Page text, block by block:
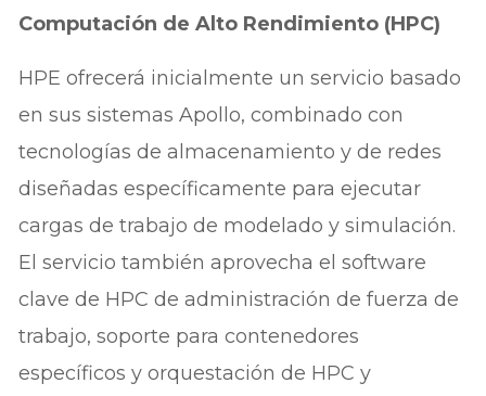
Computación de Alto Rendimiento (HPC)
HPE ofrecerá inicialmente un servicio basado
en sus sistemas Apollo, combinado con
tecnologías de almacenamiento y de redes
diseñadas específicamente para ejecutar
cargas de trabajo de modelado y simulación.
El servicio también aprovecha el software
clave de HPC de administración de fuerza de
trabajo, soporte para contenedores
específicos y orquestación de HPC y